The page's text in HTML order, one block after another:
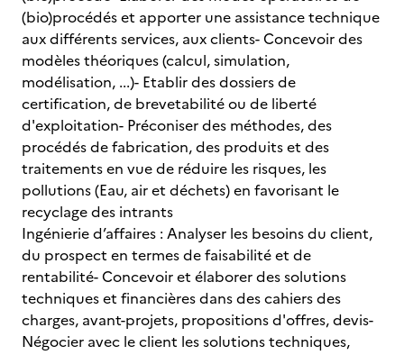
(bio)procédés et apporter une assistance technique
aux différents services, aux clients- Concevoir des
modèles théoriques (calcul, simulation,
modélisation, ...)- Etablir des dossiers de
certification, de brevetabilité ou de liberté
d'exploitation- Préconiser des méthodes, des
procédés de fabrication, des produits et des
traitements en vue de réduire les risques, les
pollutions (Eau, air et déchets) en favorisant le
recyclage des intrants
Ingénierie d’affaires : Analyser les besoins du client,
du prospect en termes de faisabilité et de
rentabilité- Concevoir et élaborer des solutions
techniques et financières dans des cahiers des
charges, avant-projets, propositions d'offres, devis-
Négocier avec le client les solutions techniques,